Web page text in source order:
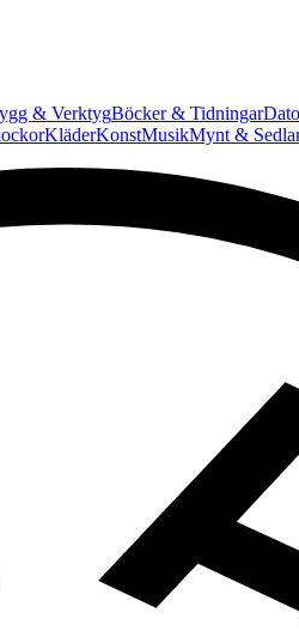
& VerktygBöcker & Tidningar
KläderKonstMusikMynt &